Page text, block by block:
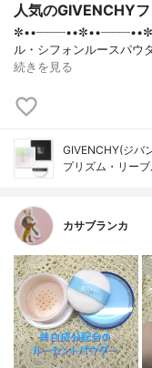
人気のGIVENCHY
ル・シフォンルース
続きを見る
GIVENCHY(ジバ
プリズム・リー
カサブランカ